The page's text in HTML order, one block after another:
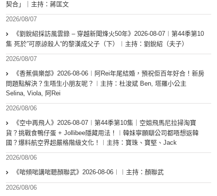
契合」｜主持：蔣匡文
2026/08/07
《劉銳紹採訪風雲錄 – 穿越新聞烽火50年》2026-08-07︱第44季第10
集 死於”可原諒殺人“的黎漢成父子（下）︱主持：劉銳紹（夫子）
2026/08/07
《香蕉俱樂部》2026-08-06︱阿Rei年尾結婚，預祝佢百年好合！新房
問題點解決？生唔生小朋友呢？︱主持：杜浚斌 Ben, 塔羅小公主
Selina, Viola, 阿Rei
2026/08/06
《空中再飛人》2026-08-07︱第44季第10集｜空姐飛馬尼拉掃淘寶
貨？挑戰食鴨仔蛋 + Jollibee隱藏用法！︱韓妹寧願瞓公司都唔想返韓
國？爆料航空界超嚴格階級文化！︱主持：寶珠、寶堅、Jack
2026/08/06
《啱傾啱講啱聽顏聯武》2026-08-06︱︱主持：顏聯武
2026/08/06